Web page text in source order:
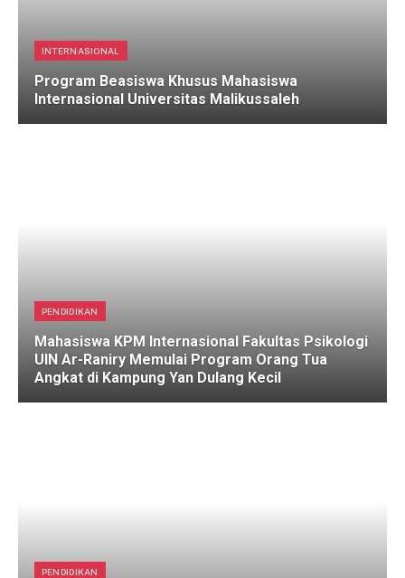
INTERNASIONAL
Program Beasiswa Khusus Mahasiswa
Internasional Universitas Malikussaleh
PENDIDIKAN
Mahasiswa KPM Internasional Fakultas Psikologi
UIN Ar-Raniry Memulai Program Orang Tua
Angkat di Kampung Yan Dulang Kecil
PENDIDIKAN